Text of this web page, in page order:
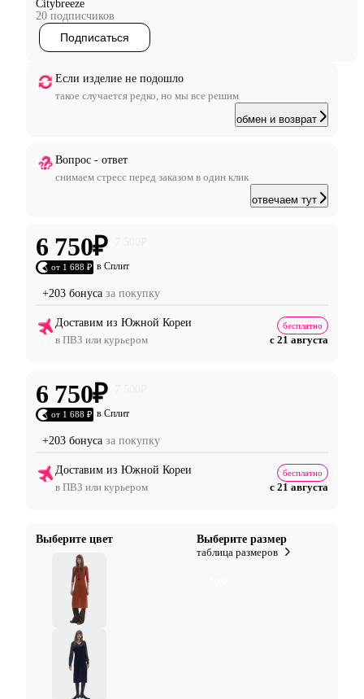
Citybreeze
20 подписчиков
Подписаться
Если изделие не подошло
такое случается редко, но мы все решим
обмен и возврат
Вопрос - ответ
снимаем стресс перед заказом в один клик
отвечаем тут
6 750₽
от 1 688 ₽ в Сплит
+203 бонуса за покупку
Доставим из Южной Кореи
в ПВЗ или курьером
бесплатно
с 21 августа
6 750₽
от 1 688 ₽ в Сплит
+203 бонуса за покупку
Доставим из Южной Кореи
в ПВЗ или курьером
бесплатно
с 21 августа
Выберите цвет
Выберите размер
таблица размеров